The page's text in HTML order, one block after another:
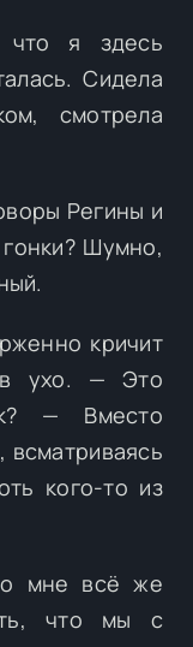
я здесь
Сидела
смотрела
Регины и
Шумно,
кричит
ухо. — Это
— Вместо
всматриваясь
кого-то из
мне всё же
что мы с